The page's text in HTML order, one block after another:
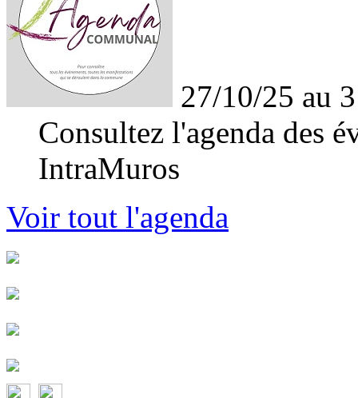
27/10/25 au
Consultez l'agenda des
IntraMuros
Voir tout l'agenda